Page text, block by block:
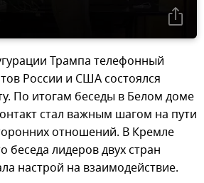
Трампа телефонный
России и США состоялся
По итогам беседы в Белом доме
стал важным шагом на пути
отношений. В Кремле
беседа лидеров двух стран
настрой на взаимодействие.